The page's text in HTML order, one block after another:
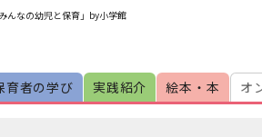
んなの幼児と保育」by小学館
育者の学び 実践紹介 絵本・本 オ